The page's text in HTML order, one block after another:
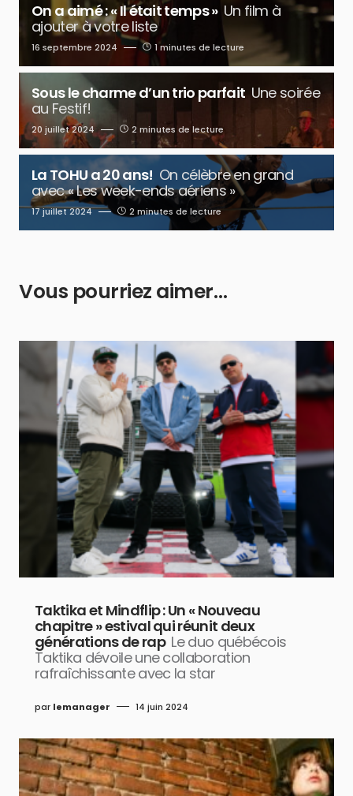
On a aimé : « Il était temps » Un film à
ajouter à votre liste
16 septembre 2024 1 minutes de lecture
Sous le charme d’un trio parfait Une soirée
au Festif!
20 juillet 2024 2 minutes de lecture
La TOHU a 20 ans! On célèbre en grand
avec « Les week-ends aériens »
17 juillet 2024 2 minutes de lecture
Vous pourriez aimer…
Taktika et Mindflip : Un « Nouveau
chapitre » estival qui réunit deux
générations de rap Le duo québécois
Taktika dévoile une collaboration
rafraîchissante avec la star
par lemanager 14 juin 2024